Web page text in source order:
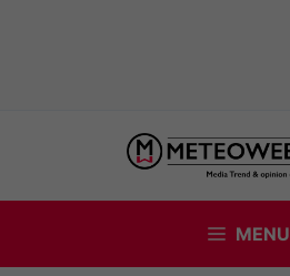
contenuto
MENU